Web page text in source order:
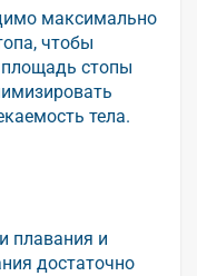
максимально
чтобы
стопы
тела.
плавания и
достаточно